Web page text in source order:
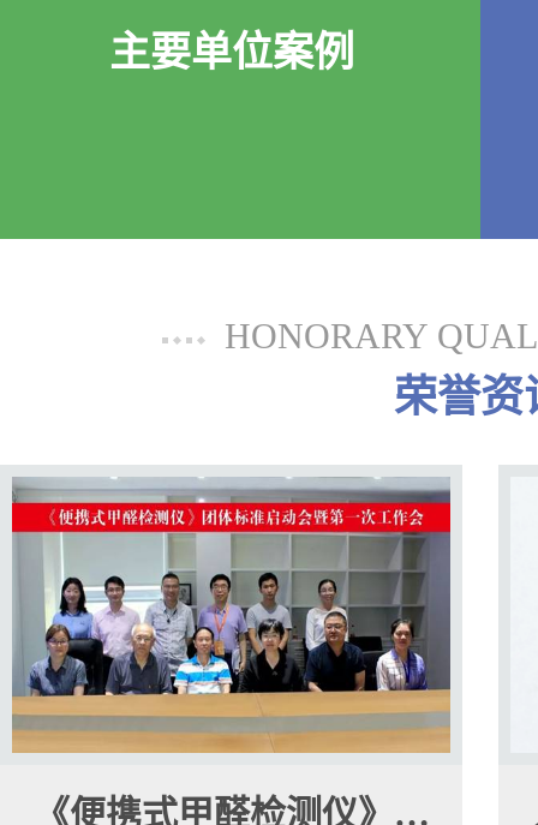
主要单位案例
HONORARY
荣誉资
《便携式甲醛检测仪》…